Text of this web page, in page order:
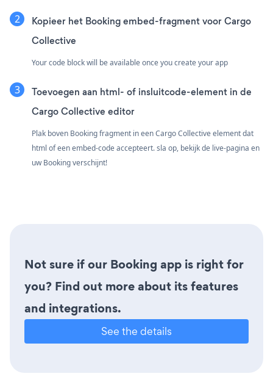
Kopieer het Booking embed-fragment voor Cargo
Collective
Your code block will be available once you create your app
Toevoegen aan html- of insluitcode-element in de
Cargo Collective editor
Plak boven Booking fragment in een Cargo Collective element dat
html of een embed-code accepteert. sla op, bekijk de live-pagina en
uw Booking verschijnt!
Not sure if our Booking app is right for
you? Find out more about its features
and integrations.
See the details